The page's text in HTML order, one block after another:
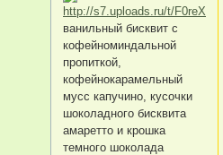
ванильный бисквит с
кофейноминдальной
пропиткой,
кофейнокарамельный
мусс капучино, кусочки
шоколадного бисквита
амаретто и крошка
темного шоколада